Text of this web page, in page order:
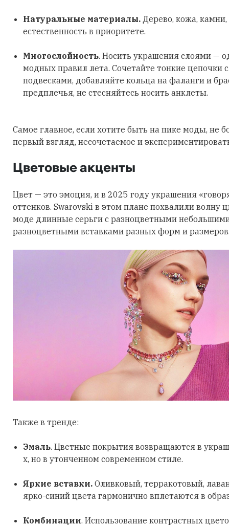
Натуральные материалы. Дерево, кожа,
естественность в приоритете.
Многослойность. Носить украшения слоями —
модных правил лета. Сочетайте тонкие цепочки
подвесками, добавляйте кольца на фаланги и
предплечья, не стесняйтесь носить анклеты.
Самое главное, если хотите быть на пике моды, не
первый взгляд, несочетаемое и
Цветовые акценты
Цвет — это эмоция, и в 2025 году украшения
оттенков. Swarovski в этом плане похвалили волну
моде длинные серьги с разноцветными
разноцветными вставками разных форм и
Также в тренде:
Эмаль. Цветные покрытия возвращаются в
х, но в утонченном современном стиле.
Яркие вставки. Оливковый, терракотовый,
ярко-синий цвета гармонично вплетаются в
Комбинации. Использование контрастных